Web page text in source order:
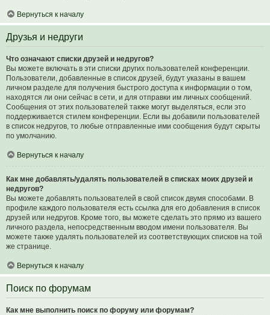
Вернуться к началу
Друзья и недруги
Что означают списки друзей и недругов?
Вы можете включать в эти списки других пользователей конференции.
Пользователи, добавленные в список друзей, будут указаны в вашем
личном разделе для получения быстрого доступа к информации о том,
находятся ли они сейчас в сети, и для отправки им личных сообщений.
Сообщения от этих пользователей также могут выделяться, если это
поддерживается стилем конференции. Если вы добавили пользователей
в список недругов, то любые отправленные ими сообщения будут скрыты
по умолчанию.
Вернуться к началу
Как мне добавлять/удалять пользователей в списках моих друзей и
недругов?
Вы можете добавлять пользователей в свой список двумя способами. В
профиле каждого пользователя есть ссылка для его добавления в список
друзей или недругов. Кроме того, вы можете сделать это прямо из вашего
личного раздела, непосредственным вводом имени пользователя. Вы
можете также удалять пользователей из соответствующих списков на той
же странице.
Вернуться к началу
Поиск по форумам
Как мне выполнить поиск по форуму или форумам?